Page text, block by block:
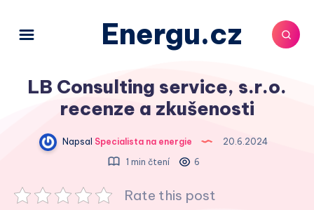
Energu.cz
LB Consulting service, s.r.o.
recenze a zkušenosti
Napsal Specialista na energie
20.6.2024
1 min čtení
6
Rate this post